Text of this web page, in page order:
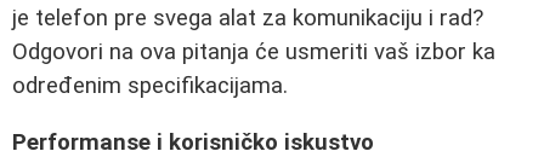
je telefon pre svega alat za komunikaciju i rad?
Odgovori na ova pitanja će usmeriti vaš izbor ka
određenim specifikacijama.
Performanse i korisničko iskustvo